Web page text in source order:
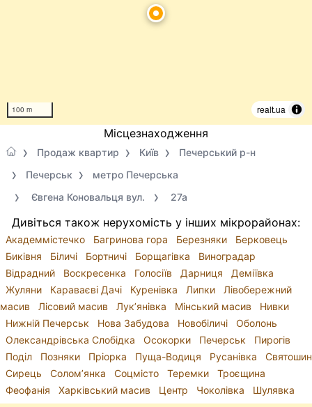
100 m realt.ua
Місцезнаходження
Продаж квартир Київ
Печерський р-н
Печерськ
метро Печерська
Євгена Коновальця вул.
27а
Дивіться також нерухомість у інших мікрорайонах:
Академмістечко Багринова гора Березняки
Берковець
Биківня
Біличі Бортничі Борщагівка
Виноградар
Відрадний
Воскресенка Голосіїв Дарниця
Деміївка
Жуляни
Караваєві Дачі Куренівка Липки
Лівобережний
масив
Лісовий масив Лук’янівка Мінський масив
Нивки
Нижній Печерськ
Нова Забудова Новобіличі
Оболонь
Олександрівська Слобідка
Осокорки Печерськ
Пирогів
Поділ
Позняки Пріорка Пуща-Водиця Русанівка
Святошин
Сирець
Солом’янка Соцмісто Теремки
Троєщина
Феофанія
Харківський масив Центр Чоколівка Шулявка